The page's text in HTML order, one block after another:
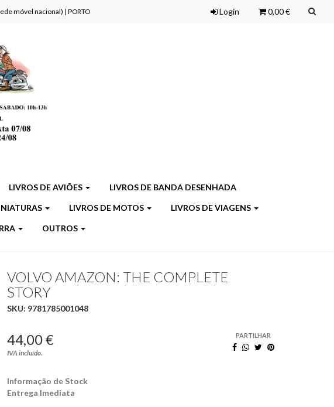
móvel nacional) | PORTO Login 0,00 €
LIVROS DE AVIÕES LIVROS DE BANDA DESENHADA
LIVROS DE MOTOS LIVROS DE VIAGENS
OUTROS
VOLVO AMAZON: THE COMPLETE
STORY
SKU: 9781785001048
44,00 €
IVA incluído.
PARTILHAR
Informação de Stock
Entrega Imediata